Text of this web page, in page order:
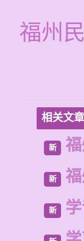
福州
相关文
新
新
新